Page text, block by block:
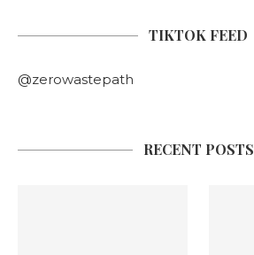
TIKTOK FEED
@zerowastepath
RECENT POSTS